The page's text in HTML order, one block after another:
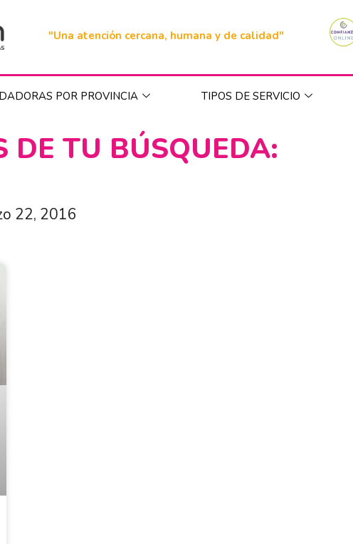
"Una atención cercana, humana y de calidad"
POR PROVINCIA TIPOS DE SERVICIO
DE TU BÚSQUEDA:
22, 2016